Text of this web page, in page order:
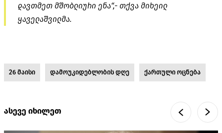
დავთმეთ მშობლიური ენა“,- თქვა მიხეილ
ყაველაშვილმა.
26 მაისი დამოუკიდებლობის დღე ქართული ოცნება
ასევე იხილეთ